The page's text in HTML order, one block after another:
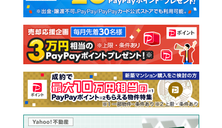
新築一戸建て 中古一戸建て
注文住宅 土地
売却査定